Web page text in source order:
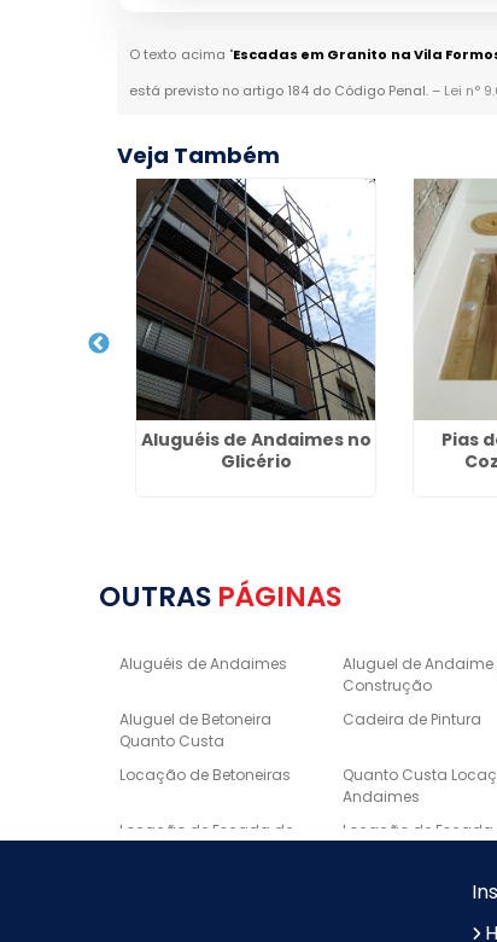
O texto acima "Escadas em Granito na Vila
está previsto no artigo 184 do Código Penal. – Lei n°
Veja Também
Aluguéis de Andaimes no
Glicério
Pias
OUTRAS PÁGINAS
Aluguéis de Andaimes
Aluguel de
Construção
Aluguel de Betoneira
Quanto Custa
Cadeira de Pintura
Locação de Betoneiras
Quanto Custa
Andaimes
Locação de Escada de
Locação de Escada
Borda de Piscina em